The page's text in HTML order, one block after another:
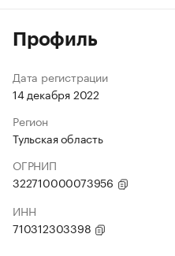
Профиль
Дата регистрации
14 декабря 2022
Регион
Тульская область
ОГРНИП
322710000073956
ИНН
710312303398